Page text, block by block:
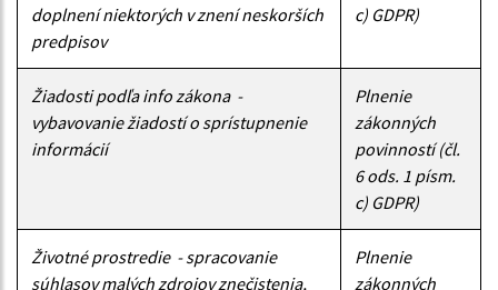
doplnení niektorých v znení neskorších
predpisov
c) GDPR)
Žiadosti podľa info zákona -
vybavovanie žiadostí o sprístupnenie
informácií
Plnenie
zákonných
povinností (čl.
6 ods. 1 písm.
c) GDPR)
Životné prostredie - spracovanie
súhlasov malých zdrojov znečistenia,
Plnenie
zákonných